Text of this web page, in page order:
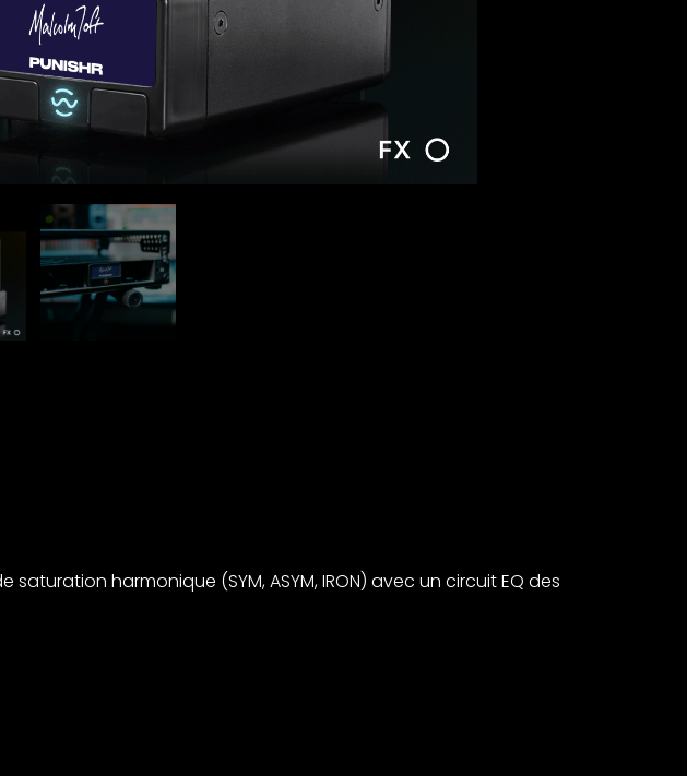
harmonique (SYM, ASYM, IRON) avec un circuit EQ des